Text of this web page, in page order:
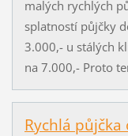
malých rychlých
splatností půjčky
3.000,- u stálých
na 7.000,- Proto
Rychlá